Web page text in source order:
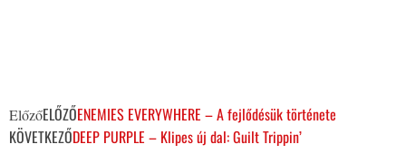
ElőzőELŐZŐENEMIES EVERYWHERE – A fejlődésük története
KÖVETKEZŐDEEP PURPLE – Klipes új dal: Guilt Trippin’